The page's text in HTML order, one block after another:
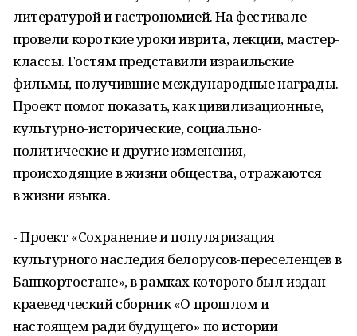
литературой и гастрономией. На фестивале
провели короткие уроки иврита, лекции, мастер-
классы. Гостям представили израильские
фильмы, получившие международные награды.
Проект помог показать, как цивилизационные,
культурно-исторические, социально-
политические и другие изменения,
происходящие в жизни общества, отражаются
в жизни языка.
- Проект «Сохранение и популяризация
культурного наследия белорусов-переселенцев в
Башкортостане», в рамках которого был издан
краеведческий сборник «О прошлом и
настоящем ради будущего» по истории